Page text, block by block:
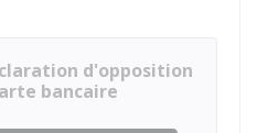
d'opposition
bancaire